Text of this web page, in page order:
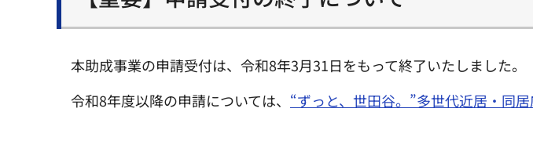
本助成事業の申請受付は、令和8年3月31日をもって終了いたしました。
令和8年度以降の申請については、 “ずっと、世田谷。”多世代近居・同